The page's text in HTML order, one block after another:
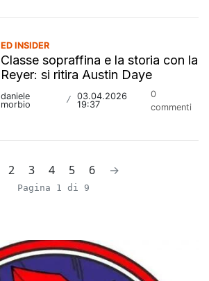
ED INSIDER
Classe sopraffina e la storia con la
Reyer: si ritira Austin Daye
daniele
morbio
/
03.04.2026
19:37
0
commenti
2 3 4 5 6 →
Pagina 1 di 9